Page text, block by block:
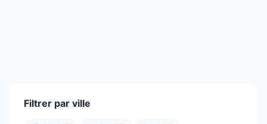
Filtrer par ville